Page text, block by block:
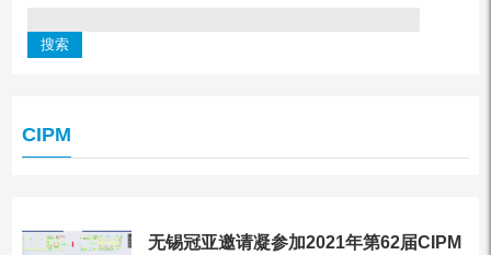
CIPM
无锡冠亚邀请凝参加2021年第62届CIPM